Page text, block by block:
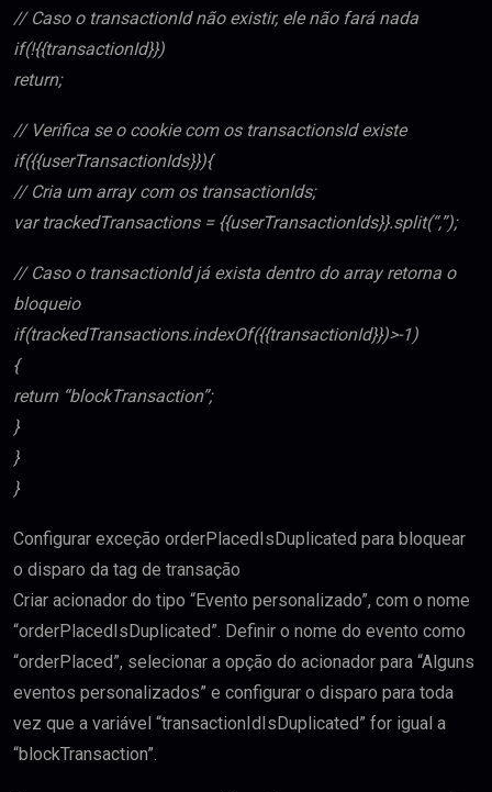
// Caso o transactionId não existir, ele não fará nada
if(!{{transactionId}})
return;
// Verifica se o cookie com os transactionsId existe
if({{userTransactionIds}}){
// Cria um array com os transactionIds;
var trackedTransactions = {{userTransactionIds}}.split(“,”);
// Caso o transactionId já exista dentro do array retorna o
bloqueio
if(trackedTransactions.indexOf({{transactionId}})>-1)
{
return “blockTransaction”;
}
}
}
Configurar exceção orderPlacedIsDuplicated para bloquear
o disparo da tag de transação
Criar acionador do tipo “Evento personalizado”, com o nome
“orderPlacedIsDuplicated”. Definir o nome do evento como
“orderPlaced”, selecionar a opção do acionador para “Alguns
eventos personalizados” e configurar o disparo para toda
vez que a variável “transactionIdIsDuplicated” for igual a
“blockTransaction”.